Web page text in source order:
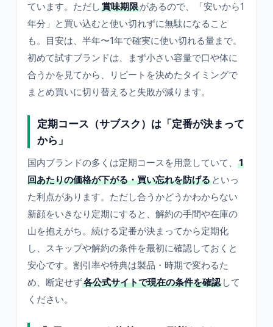
ています。ただし 賞味期限があるので、「安いから1
年分」と買い込むと使い切れずに無駄になること
も。目安は、半年〜1年で確実に使い切れる量まで。
初めて試すブランドは、まず小さい容量で口や体に
合うかを見てから、リピートを決めたタイミングで
まとめ買いに切り替えると失敗が減ります。
定期コース（サブスク）は「定番が決まって
から」
国内ブランドの多くは定期コースを用意していて、
1
回あたりの価格が下がる・買い忘れを防げる といっ
た利点があります。ただし合うかどうかわからない
新顔をいきなり定期にすると、解約の手間や在庫の
山を抱えがち。続ける定番が決まってから定期化
し、スキップや解約の条件を最初に確認しておくと
安心です。割引率や特典は製品・時期で変わるた
め、断定せず各公式サイトで現在の条件を確認 して
ください。